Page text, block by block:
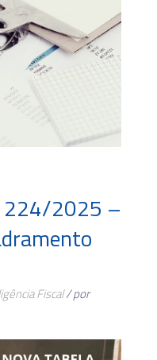
224/2025 –
Fiscal/ por